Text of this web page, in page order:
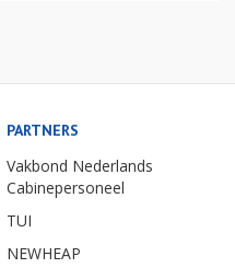
PARTNERS
Vakbond Nederlands
Cabinepersoneel
TUI
NEWHEAP